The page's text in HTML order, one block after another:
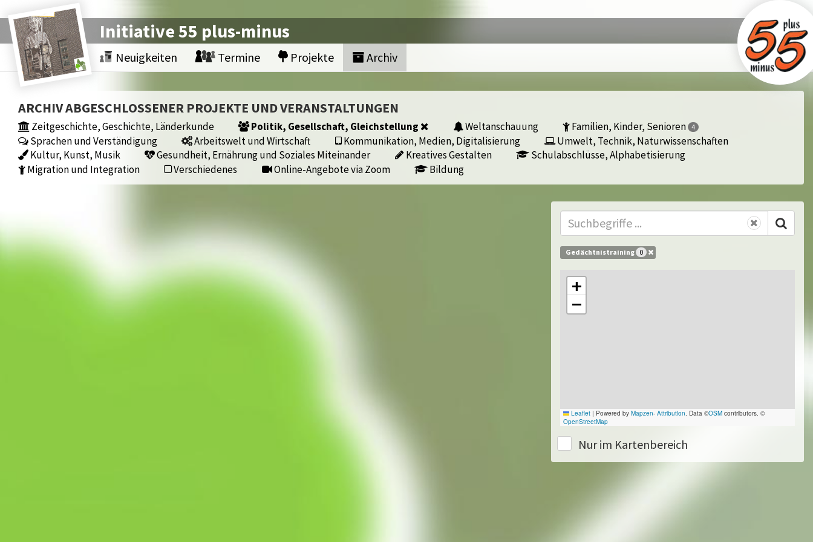
Initiative 55 plus-minus
Neuigkeiten Termine Projekte Archiv
ARCHIV ABGESCHLOSSENER PROJEKTE UND VERANSTALTUNGEN
Zeitgeschichte, Geschichte, Länderkunde Politik, Gesellschaft, Gleichstellung Weltanschauung Familien, Kinder, Senioren 4
Sprachen und Verständigung Arbeitswelt und Wirtschaft Kommunikation, Medien, Digitalisierung
Umwelt, Technik, Naturwissenschaften
Kultur, Kunst, Musik
Gesundheit, Ernährung und Soziales Miteinander Kreatives Gestalten
Schulabschlüsse, Alphabetisierung
Migration und Integration
Verschiedenes Online-Angebote via Zoom Bildung
Gedächtnistraining 0
+
−
Leaflet | Powered by Mapzen- Attribution . Data ©OSM contributors. ©
OpenStreetMap
Nur im Kartenbereich